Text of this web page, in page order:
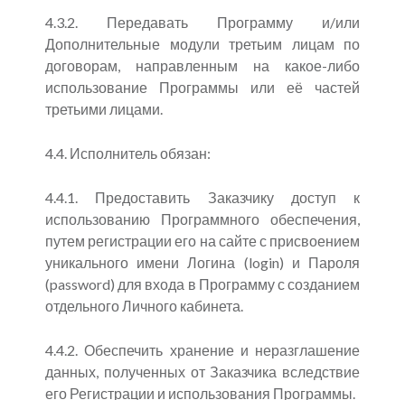
4.3.2. Передавать Программу и/или
Дополнительные модули третьим лицам по
договорам, направленным на какое-либо
использование Программы или её частей
третьими лицами.
4.4. Исполнитель обязан:
4.4.1. Предоставить Заказчику доступ к
использованию Программного обеспечения,
путем регистрации его на сайте с присвоением
уникального имени Логина (login) и Пароля
(password) для входа в Программу с созданием
отдельного Личного кабинета.
4.4.2. Обеспечить хранение и неразглашение
данных, полученных от Заказчика вследствие
его Регистрации и использования Программы.